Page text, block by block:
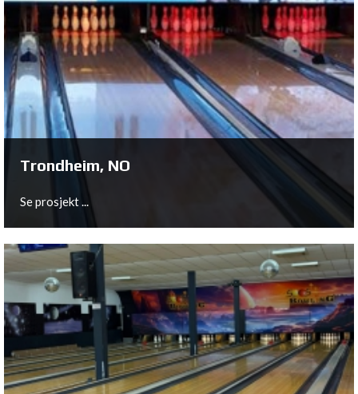
Fürstenwalde, DE
Se prosjekt ...
Trondheim, NO
Se prosjekt ...